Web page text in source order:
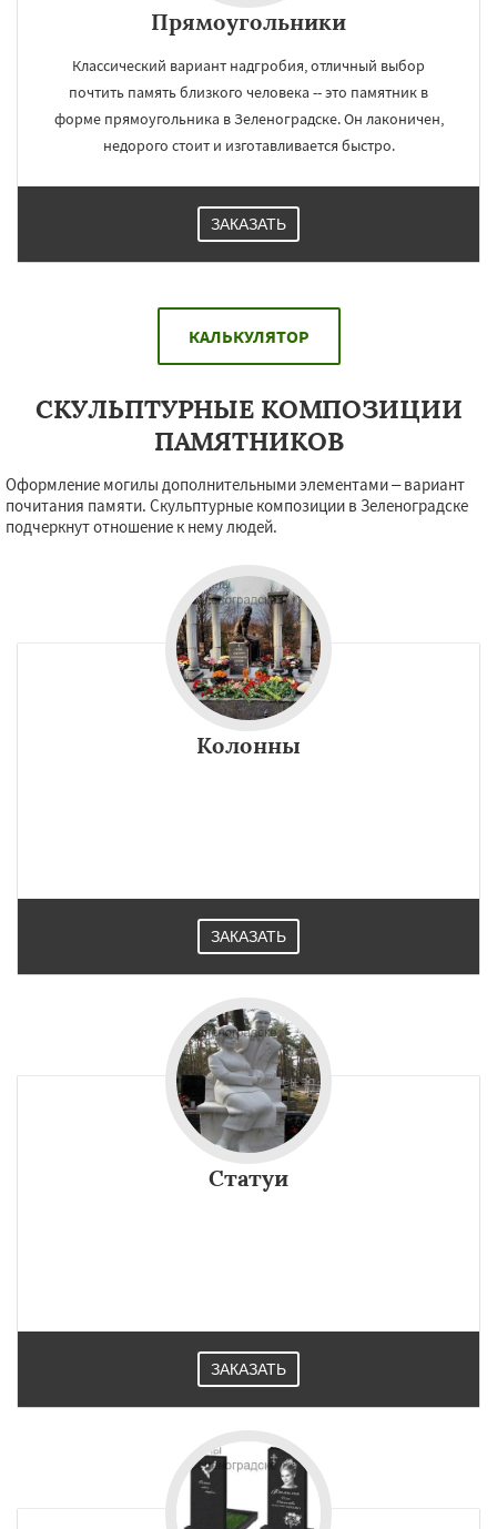
Прямоугольники
Классический вариант надгробия, отличный выбор
почтить память близкого человека -- это памятник в
форме прямоугольника в Зеленоградске. Он лаконичен,
недорого стоит и изготавливается быстро.
ЗАКАЗАТЬ
КАЛЬКУЛЯТОР
СКУЛЬПТУРНЫЕ КОМПОЗИЦИИ
ПАМЯТНИКОВ
Оформление могилы дополнительными элементами – вариант
почитания памяти. Скульптурные композиции в Зеленоградске
подчеркнут отношение к нему людей.
Колонны
ЗАКАЗАТЬ
Статуи
ЗАКАЗАТЬ